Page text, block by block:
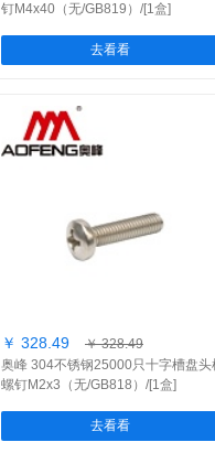
钉M4x40（无/GB819）/[1盒]
去看看
￥ 328.49
￥ 328.49
奥峰 304不锈钢25000只十字槽盘头
螺钉M2x3（无/GB818）/[1盒]
去看看